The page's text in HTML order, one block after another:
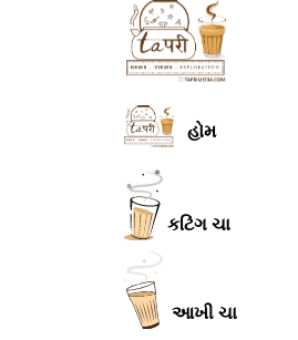
હોમ
કટિંગ ચા
આખી ચા